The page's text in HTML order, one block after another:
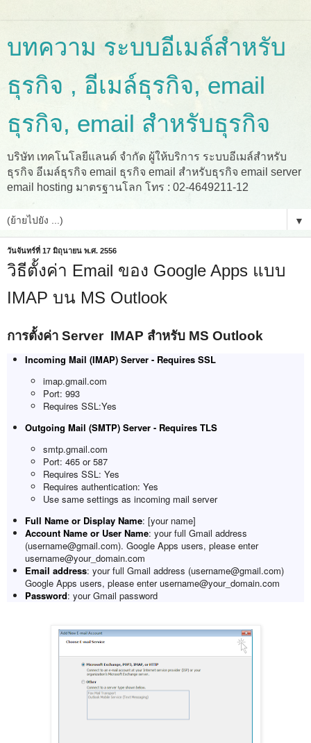
บทความ ระบบอีเมล์สำหรับ
ธุรกิจ , อีเมล์ธุรกิจ, email
ธุรกิจ, email สำหรับธุรกิจ
บริษัท เทคโนโลยีแลนด์ จำกัด ผู้ให้บริการ ระบบอีเมล์สำหรับ
ธุรกิจ อีเมล์ธุรกิจ email ธุรกิจ email สำหรับธุรกิจ email server
email hosting มาตรฐานโลก โทร : 02-4649211-12
▼
วันจันทร์ที่ 17 มิถุนายน พ.ศ. 2556
วิธีตั้งค่า Email ของ Google Apps แบบ
IMAP บน MS Outlook
การตั้งค่า Server IMAP สำหรับ MS Outlook
Incoming Mail (IMAP) Server - Requires SSL
imap.gmail.com
Port: 993
Requires SSL:Yes
Outgoing Mail (SMTP) Server - Requires TLS
smtp.gmail.com
Port: 465 or 587
Requires SSL: Yes
Requires authentication: Yes
Use same settings as incoming mail server
Full Name or Display Name: [your name]
Account Name or User Name: your full Gmail address
(username@gmail.com). Google Apps users, please enter
username@your_domain.com
Email address: your full Gmail address (username@gmail.com)
Google Apps users, please enter username@your_domain.com
Password: your Gmail password